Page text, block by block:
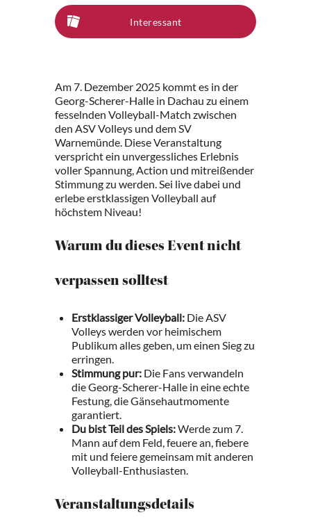
Interessant
Am 7. Dezember 2025 kommt es in der
Georg-Scherer-Halle in Dachau zu einem
fesselnden Volleyball-Match zwischen
den ASV Volleys und dem SV
Warnemünde. Diese Veranstaltung
verspricht ein unvergessliches Erlebnis
voller Spannung, Action und mitreißender
Stimmung zu werden. Sei live dabei und
erlebe erstklassigen Volleyball auf
höchstem Niveau!
Warum du dieses Event nicht
verpassen solltest
Erstklassiger Volleyball: Die ASV
Volleys werden vor heimischem
Publikum alles geben, um einen Sieg zu
erringen.
Stimmung pur: Die Fans verwandeln
die Georg-Scherer-Halle in eine echte
Festung, die Gänsehautmomente
garantiert.
Du bist Teil des Spiels:Werde zum 7.
Mann auf dem Feld, feuere an, fiebere
mit und feiere gemeinsam mit anderen
Volleyball-Enthusiasten.
Veranstaltungsdetails